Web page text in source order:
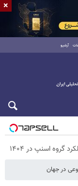
آرشیو
اسنپ در ۱۴۰۴
در جهان
×